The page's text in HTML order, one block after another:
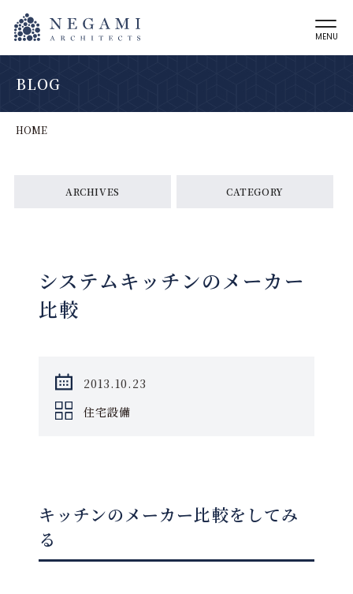
MENU
BLOG
HOME
ARCHIVES CATEGORY
システムキッチンのメーカー
比較
2013.10.23
住宅設備
キッチンのメーカー比較をしてみ
る